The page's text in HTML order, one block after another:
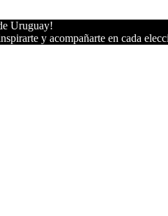
Uruguay!
y acompañarte en cada